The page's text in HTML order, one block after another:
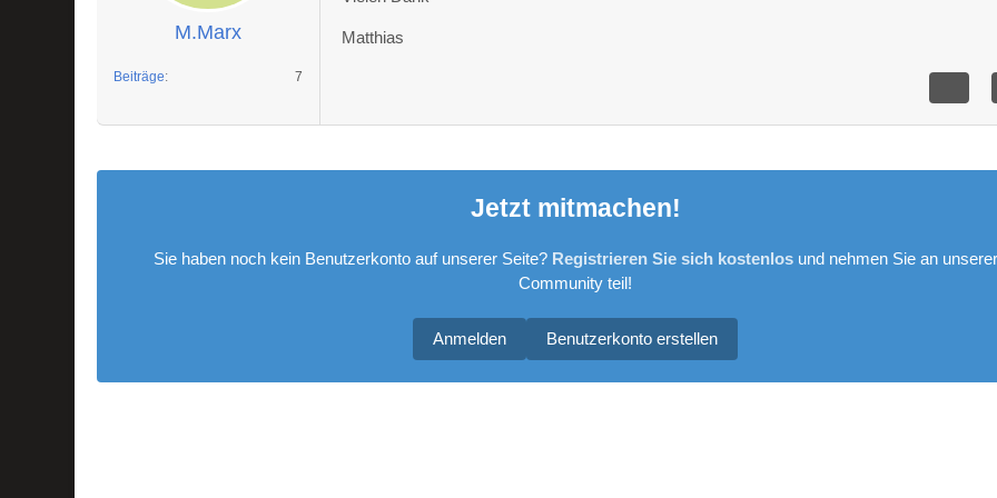
M.Marx
Beiträge 7
Matthias
Jetzt mitmachen!
Sie haben noch kein Benutzerkonto auf unserer Seite? Registrieren Sie sich kostenlosund nehmen Sie an unserer
Community teil!
Benutzerkonto erstellen
Anmelden